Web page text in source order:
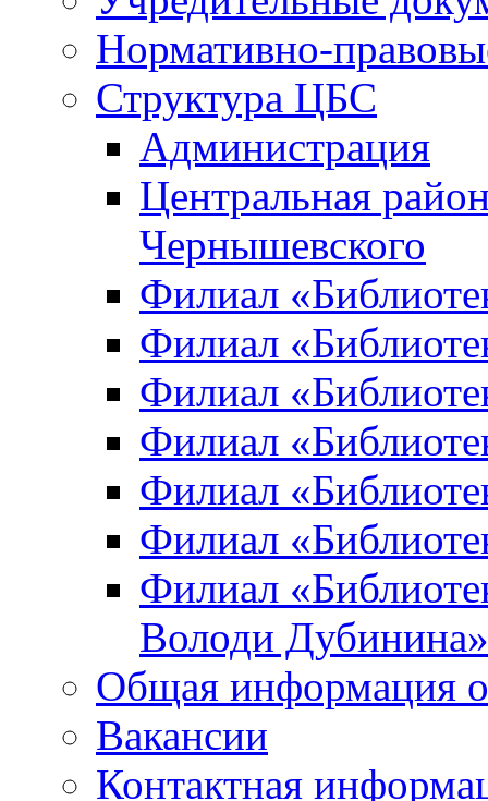
Нормативно-
Структура ЦБС
Администрация
Центральная
Чернышевского
Филиал
Филиал
Филиал
Филиал
Филиал
Филиал
Филиал
Володи Дубинина»
Общая информация
Вакансии
Контактная